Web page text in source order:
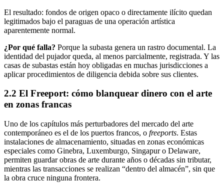
El resultado: fondos de origen opaco o directamente ilícito quedan
legitimados bajo el paraguas de una operación artística
aparentemente normal.
¿Por qué falla? Porque la subasta genera un rastro documental. La
identidad del pujador queda, al menos parcialmente, registrada. Y las
casas de subastas están hoy obligadas en muchas jurisdicciones a
aplicar procedimientos de diligencia debida sobre sus clientes.
2.2 El Freeport: cómo blanquear dinero con el arte
en zonas francas
Uno de los capítulos más perturbadores del mercado del arte
contemporáneo es el de los puertos francos, o freeports. Estas
instalaciones de almacenamiento, situadas en zonas económicas
especiales como Ginebra, Luxemburgo, Singapur o Delaware,
permiten guardar obras de arte durante años o décadas sin tributar,
mientras las transacciones se realizan “dentro del almacén”, sin que
la obra cruce ninguna frontera.